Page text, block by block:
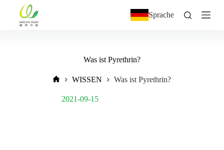
Sprache
Was ist Pyrethrin?
WISSEN Was ist Pyrethrin?
2021-09-15